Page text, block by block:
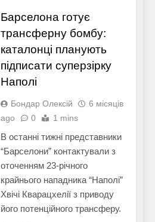
Барселона готує
трансферну бомбу:
каталонці планують
підписати суперзірку
Наполі
Бондар Олексій
6 місяців
ago
0 1 mins
В останні тижні представники
“Барселони” контактували з
оточенням 23-річного
крайнього нападника “Наполі”
Хвічі Кварацхелії з приводу
його потенційного трансферу.